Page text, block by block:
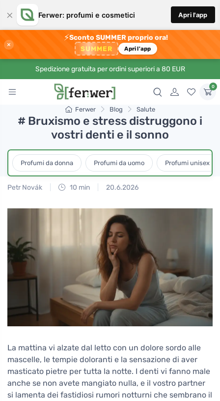
× Ferwer: profumi e cosmetici Apri l'app
×
⚡Sconto SUMMER proprio ora!
SUMMER Apri l'app
Spedizione gratuita per ordini superiori a 80 EUR
0
Ferwer Blog Salute
# Bruxismo e stress distruggono i
vostri denti e il sonno
Profumi da donna Profumi da uomo Profumi unisex
Petr Novák 10 min 20.6.2026
La mattina vi alzate dal letto con un dolore sordo alle
mascelle, le tempie doloranti e la sensazione di aver
masticato pietre per tutta la notte. I denti vi fanno male
anche se non avete mangiato nulla, e il vostro partner
si lamenta dei fastidiosi rumori notturni che sembrano il